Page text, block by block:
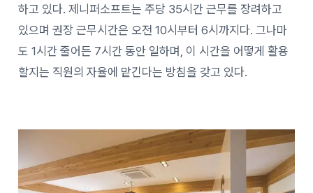
하고 있다. 제니퍼소프트는 주당 35시간 근무를 장려하고
있으며 권장 근무시간은 오전 10시부터 6시까지다. 그나마
도 1시간 줄어든 7시간 동안 일하며, 이 시간을 어떻게 활용
할지는 직원의 자율에 맡긴다는 방침을 갖고 있다.